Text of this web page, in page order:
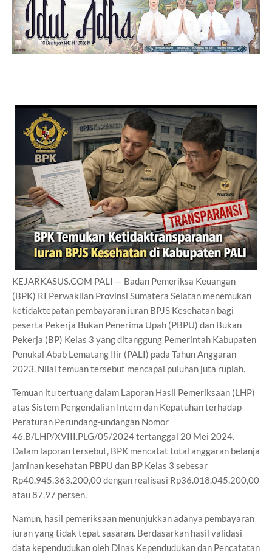
KEJARKASUS.COM PALI — Badan Pemeriksa Keuangan
(BPK) RI Perwakilan Provinsi Sumatera Selatan menemukan
ketidaktepatan pembayaran iuran BPJS Kesehatan bagi
peserta Pekerja Bukan Penerima Upah (PBPU) dan Bukan
Pekerja (BP) Kelas 3 yang ditanggung Pemerintah Kabupaten
Penukal Abab Lematang Ilir (PALI) pada Tahun Anggaran
2023. Nilai temuan tersebut mencapai puluhan juta rupiah.
Temuan itu tertuang dalam Laporan Hasil Pemeriksaan (LHP)
atas Sistem Pengendalian Intern dan Kepatuhan terhadap
Peraturan Perundang-undangan Nomor
46.B/LHP/XVIII.PLG/05/2024 tertanggal 20 Mei 2024.
Dalam laporan tersebut, BPK mencatat total anggaran belanja
jaminan kesehatan PBPU dan BP Kelas 3 sebesar
Rp40.945.363.200,00 dengan realisasi Rp36.018.045.200,00
atau 87,97 persen.
Namun, hasil pemeriksaan menunjukkan adanya pembayaran
iuran yang tidak tepat sasaran. Berdasarkan hasil validasi
data kependudukan oleh Dinas Kependudukan dan Pencatatan